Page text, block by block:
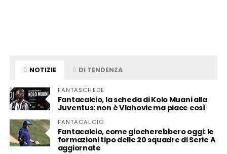
NOTIZIE DI TENDENZA
FANTASCHEDE
Fantacalcio, la scheda di Kolo Muani alla
Juventus: non è Vlahovic ma piace così
FANTACALCIO
Fantacalcio, come giocherebbero oggi: le
formazioni tipo delle 20 squadre di Serie A
aggiornate